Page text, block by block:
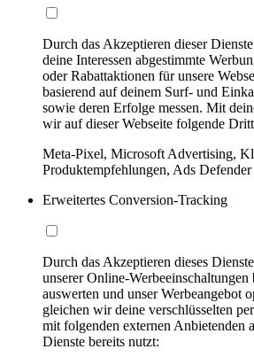
Durch das Akzeptieren dieser
deine Interessen abgestimmte
oder Rabattaktionen für unsere
basierend auf deinem Surf- und
sowie deren Erfolge messen. Mit
wir auf dieser Webseite folgende
Meta-Pixel, Microsoft Advertising,
Produktempfehlungen, Ads Defender
Erweitertes Conversion-Tracking
Durch das Akzeptieren dieses
unserer Online-Werbeeinschaltungen
auswerten und unser Werbeangebot
gleichen wir deine verschlüsselten
mit folgenden externen Anbietenden
Dienste bereits nutzt: